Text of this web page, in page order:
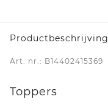
Productbeschrijving
Art. nr.: B14402415369
Toppers